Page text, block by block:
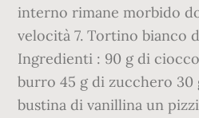
interno rimane morbido
velocità 7. Tortino bianco
Ingredienti : 90 g di
burro 45 g di zucchero 30
bustina di vanillina un